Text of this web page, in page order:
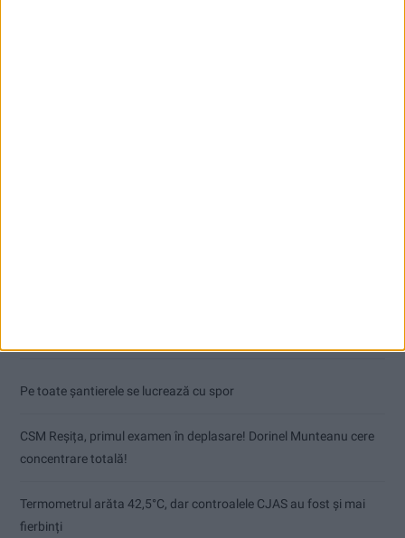
Pe toate șantierele se lucrează cu spor
CSM Reșița, primul examen în deplasare! Dorinel Munteanu cere
concentrare totală!
Termometrul arăta 42,5°C, dar controalele CJAS au fost și mai
fierbinți